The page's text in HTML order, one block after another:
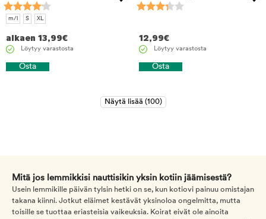
m/l S XL
alkaen 13,99€
Löytyy varastosta
Osta
12,99€
Löytyy varastosta
Osta
Mitä jos lemmikkisi nauttisikin yksin kotiin jäämisestä?
Usein lemmikille päivän tylsin hetki on se, kun kotiovi painuu omistajan
takana kiinni. Jotkut eläimet kestävät yksinoloa ongelmitta, mutta
toisille se tuottaa eriasteisia vaikeuksia. Koirat eivät ole ainoita